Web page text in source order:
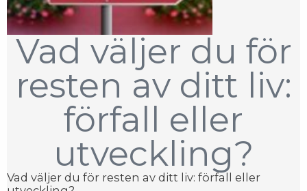
Vad väljer du för
resten av ditt liv:
förfall eller
utveckling?
Vad väljer du för resten av ditt liv: förfall eller